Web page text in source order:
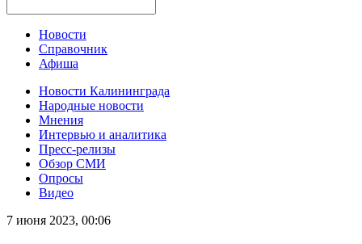
Новости
Справочник
Афиша
Новости Калининграда
Народные новости
Мнения
Интервью и аналитика
Пресс-релизы
Обзор СМИ
Опросы
Видео
7 июня 2023, 00:06